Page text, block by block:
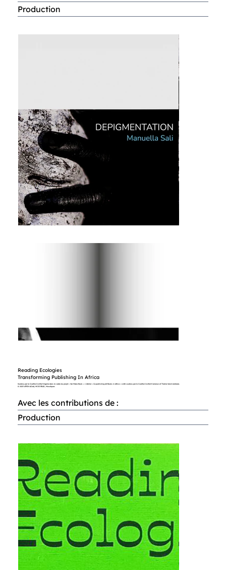
Reading Ecologies
Transforming Publishing In Africa
Avec les contributions de :
Production
Soutenu par le Goethe-Institut Nigeria dans le cadre du projet « We Make Book ». L’atelier « Co-publishing Art Books in Africa » a été soutenu par le Goethe-Institut Kamerun et Thekla Worch-Ambara.
© 2025 AFRIKADAA, MISS READ, Mosaïques
Production